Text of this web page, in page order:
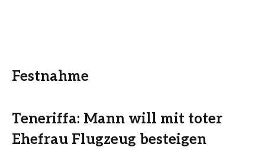
Festnahme
Teneriffa: Mann will mit toter
Ehefrau Flugzeug besteigen